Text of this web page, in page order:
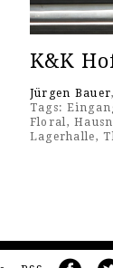
K&K
Jürgen Bauer
Tags:
Floral,
Lagerhalle,